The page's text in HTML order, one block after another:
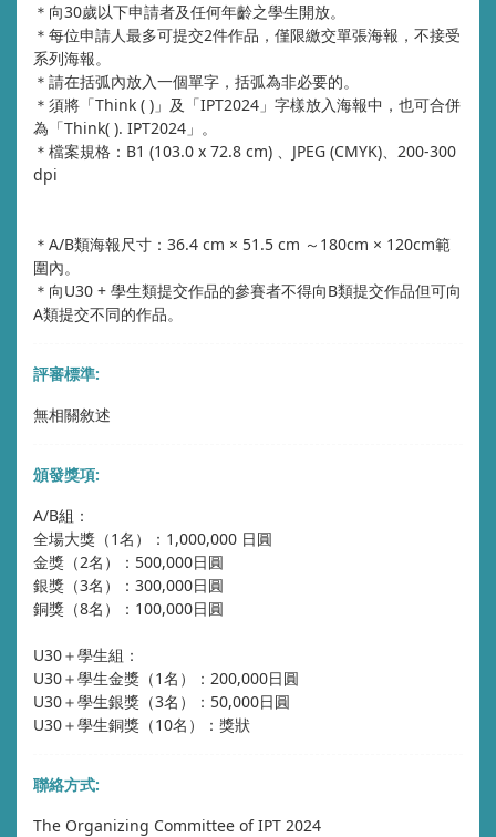
＊向30歲以下申請者及任何年齡之學生開放。
＊每位申請人最多可提交2件作品，僅限繳交單張海報，不接受
系列海報。
＊請在括弧內放入一個單字，括弧為非必要的。
＊須將「Think ( )」及「IPT2024」字樣放入海報中，也可合併
為「Think( ). IPT2024」。
＊檔案規格：B1 (103.0 x 72.8 cm) 、JPEG (CMYK)、200-300
dpi
＊A/B類海報尺寸：36.4 cm × 51.5 cm ～180cm × 120cm範
圍內。
＊向U30 + 學生類提交作品的參賽者不得向B類提交作品但可向
A類提交不同的作品。
評審標準:
無相關敘述
頒發獎項:
A/B組：
全場大獎（1名）：1,000,000 日圓
金獎（2名）：500,000日圓
銀獎（3名）：300,000日圓
銅獎（8名）：100,000日圓
U30＋學生組：
U30＋學生金獎（1名）：200,000日圓
U30＋學生銀獎（3名）：50,000日圓
U30＋學生銅獎（10名）：獎狀
聯絡方式:
The Organizing Committee of IPT 2024